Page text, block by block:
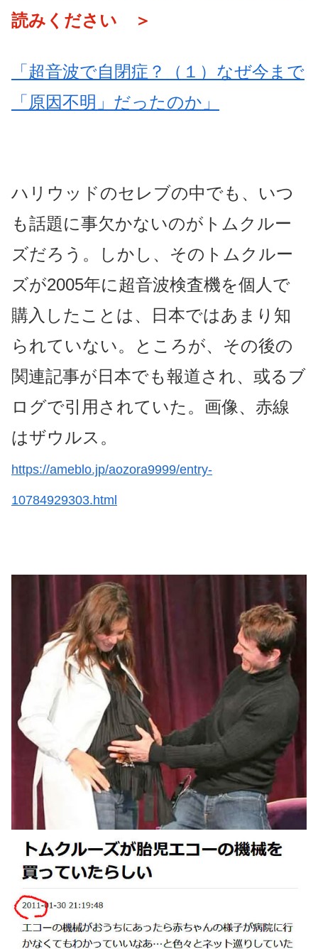
読みください ＞
「超音波で自閉症？（１）なぜ今まで
「原因不明」だったのか」
ハリウッドのセレブの中でも、いつ
も話題に事欠かないのがトムクルー
ズだろう。しかし、そのトムクルー
ズが2005年に超音波検査機を個人で
購入したことは、日本ではあまり知
られていない。ところが、その後の
関連記事が日本でも報道され、或るブ
ログで引用されていた。画像、赤線
はザウルス。
https://ameblo.jp/aozora9999/entry-
10784929303.html